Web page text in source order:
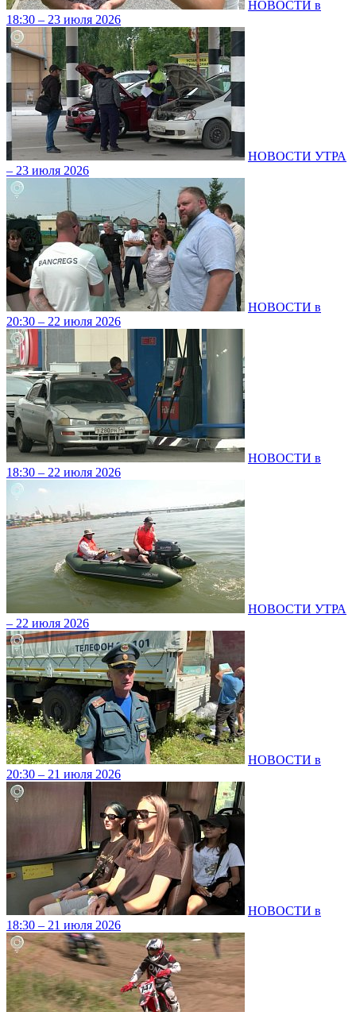
НОВОСТИ в
18:30 – 23 июля 2026
НОВОСТИ УТРА
– 23 июля 2026
НОВОСТИ в
20:30 – 22 июля 2026
НОВОСТИ в
18:30 – 22 июля 2026
НОВОСТИ УТРА
– 22 июля 2026
НОВОСТИ в
20:30 – 21 июля 2026
НОВОСТИ в
18:30 – 21 июля 2026